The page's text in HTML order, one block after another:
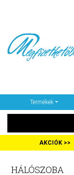
Termékek
AKCIÓK >>
HÁLÓSZOBA